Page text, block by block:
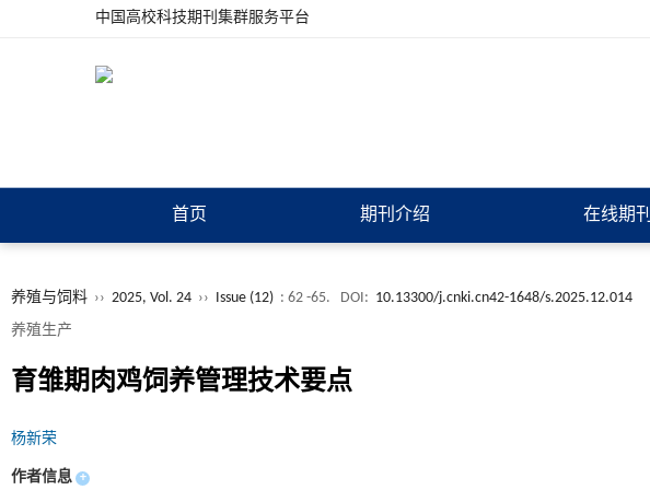
中国高校科技期刊集群服务平台
首页 期刊介绍 在线期刊
养殖与饲料 ›› 2025, Vol. 24 ›› Issue (12) : 62 -65. DOI: 10.13300/j.cnki.cn42-1648/s.2025.12.014
养殖生产
育雏期肉鸡饲养管理技术要点​
杨新荣
作者信息 +